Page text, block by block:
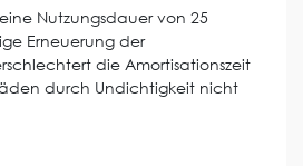
Nutzungsdauer von 25
Erneuerung der
die Amortisationszeit
durch Undichtigkeit nicht